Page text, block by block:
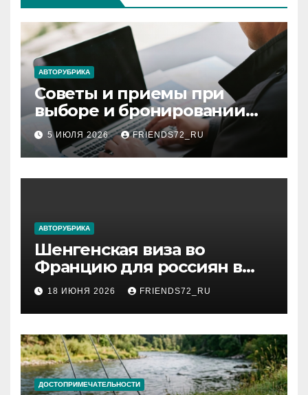
АВТОРУБРИКА
Советы и приемы при
выборе и бронировании
авиабилетов
5 ИЮЛЯ 2026 FRIENDS72_RU
АВТОРУБРИКА
Шенгенская виза во
Францию для россиян в
2026 году: сроки от 3 дней
и список необходимых
документов
18 ИЮНЯ 2026 FRIENDS72_RU
ДОСТОПРИМЕЧАТЕЛЬНОСТИ